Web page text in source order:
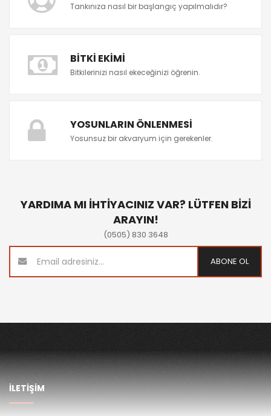
Tankınıza nasıl bir başlangıç yapılmalıdır?
BITKI EKIMI
Bitkilerinizi nasıl ekeceğinizi öğrenin.
YOSUNLARIN ÖNLENMESI
Yosunsuz bir akvaryum için gerekenler.
YARDIMA MI İHTİYACINIZ VAR? LÜTFEN BİZİ
ARAYIN!
(0505) 830 3648
ABONE OL
İLETİŞİM